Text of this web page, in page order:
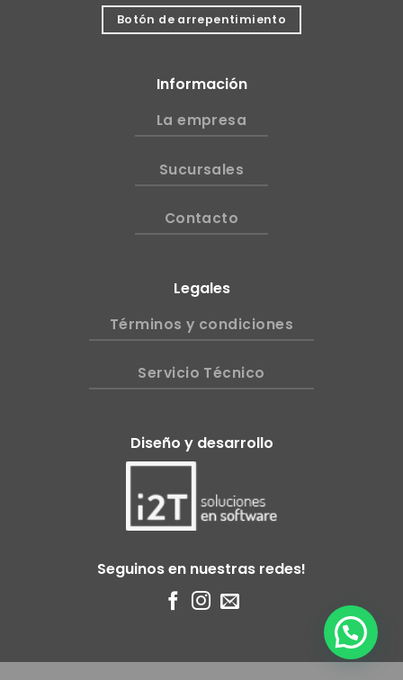
Botón de arrepentimiento
Información
La empresa
Sucursales
Contacto
Legales
Términos y condiciones
Servicio Técnico
Diseño y desarrollo
Seguinos en nuestras redes!